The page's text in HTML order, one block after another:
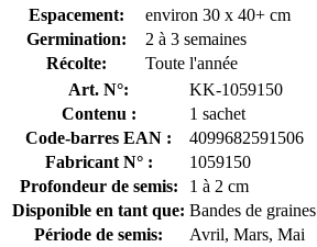
Espacement:
environ 30 x 40+ cm
Germination:
2 à 3 semaines
Récolte:
Toute l'année
Art. N°:
KK-1059150
Contenu :
1 sachet
Code-barres EAN :
4099682591506
Fabricant N° :
1059150
Profondeur de semis:
1 à 2 cm
Disponible en tant que: Bandes de graines
Période de semis:
Avril, Mars, Mai